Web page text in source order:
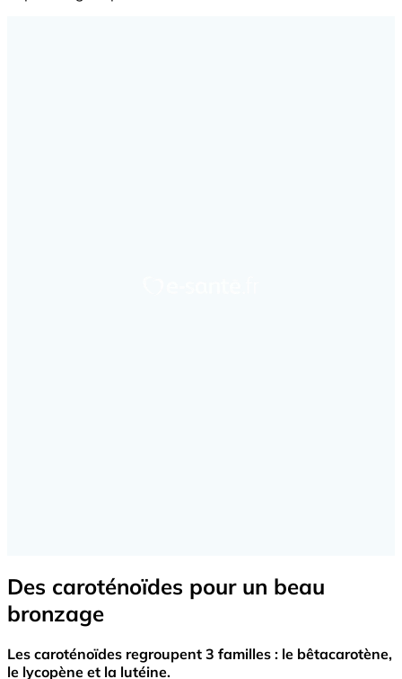
Des caroténoïdes pour un beau
bronzage
Les caroténoïdes regroupent 3 familles : le bêtacarotène,
le lycopène et la lutéine.